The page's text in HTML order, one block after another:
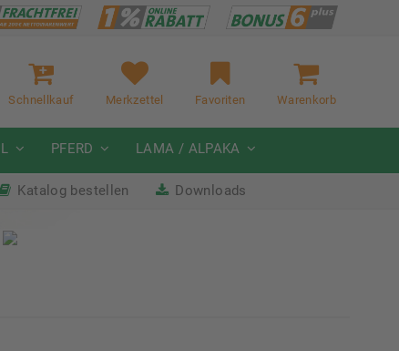
Schnellkauf Merkzettel Favoriten Warenkorb
PFERD LAMA / ALPAKA
Katalog bestellen Downloads